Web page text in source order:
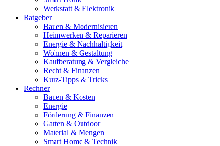
Werkstatt & Elektronik
Ratgeber
Bauen & Modernisieren
Heimwerken & Reparieren
Energie & Nachhaltigkeit
Wohnen & Gestaltung
Kaufberatung & Vergleiche
Recht & Finanzen
Kurz-Tipps & Tricks
Rechner
Bauen & Kosten
Energie
Förderung & Finanzen
Garten & Outdoor
Material & Mengen
Smart Home & Technik